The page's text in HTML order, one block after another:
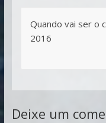
Quando vai ser o
2016
Deixe um